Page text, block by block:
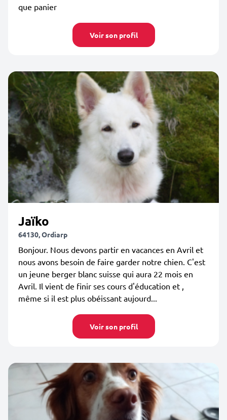
que panier
Voir son profil
Jaïko
64130, Ordiarp
Bonjour. Nous devons partir en vacances en Avril et
nous avons besoin de faire garder notre chien. C'est
un jeune berger blanc suisse qui aura 22 mois en
Avril. Il vient de finir ses cours d'éducation et ,
même si il est plus obéissant aujourd...
Voir son profil